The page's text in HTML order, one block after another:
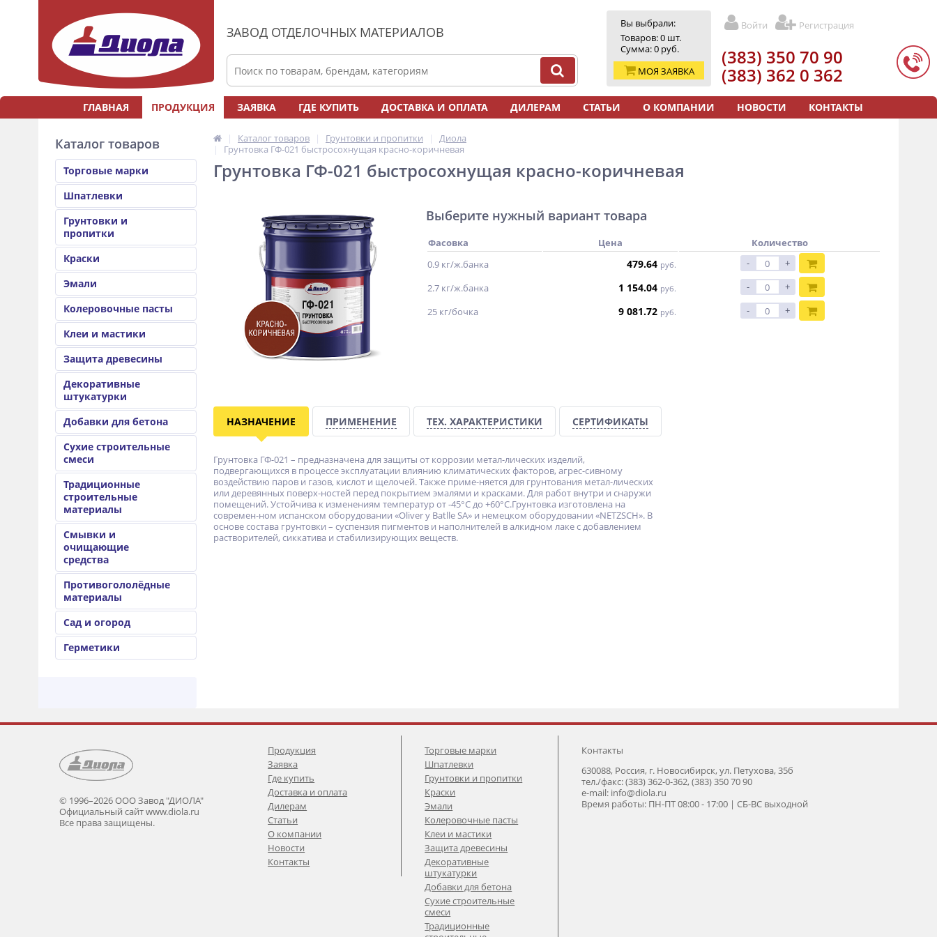
ЗАВОД ОТДЕЛОЧНЫХ МАТЕРИАЛОВ
Вы выбрали:
Товаров:0 шт.
Сумма:0 руб.
МОЯ ЗАЯВКА
Войти Регистрация
(383) 350 70 90
(383) 362 0 362
ГЛАВНАЯ ПРОДУКЦИЯ ЗАЯВКА ГДЕ КУПИТЬ ДОСТАВКА И ОПЛАТА ДИЛЕРАМ СТАТЬИ О КОМПАНИИ НОВОСТИ КОНТАКТЫ
Каталог товаров
Торговые марки
Шпатлевки
Грунтовки и
пропитки
Краски
Эмали
Колеровочные пасты
Клеи и мастики
Защита древесины
Декоративные
штукатурки
Добавки для бетона
Сухие строительные
смеси
Традиционные
строительные
материалы
Смывки и
очищающие
средства
Противогололёдные
материалы
Сад и огород
Герметики
Каталог товаров Грунтовки и пропитки
Диола
Грунтовка ГФ-021 быстросохнущая красно-коричневая
Грунтовка ГФ-021 быстросохнущая красно-коричневая
Выберите нужный вариант товара
Фасовка Цена
Количество
0.9 кг/ж.банка
479.64 руб. -
+
2.7 кг/ж.банка
1 154.04 руб. -
+
25 кг/бочка
9 081.72 руб. - +
НАЗНАЧЕНИЕ ПРИМЕНЕНИЕ ТЕХ. ХАРАКТЕРИСТИКИ СЕРТИФИКАТЫ
Грунтовка ГФ-021 – предназначена для защиты от коррозии метал-лических изделий,
подвергающихся в процессе эксплуатации влиянию климатических факторов, агрес-сивному
воздействию паров и газов, кислот и щелочей. Также приме-няется для грунтования метал-лических
или деревянных поверх-ностей перед покрытием эмалями и красками. Для работ внутри и снаружи
помещений. Устойчива к изменениям температур от -45°С до +60°С.Грунтовка изготовлена на
современ-ном испанском оборудовании «Oliver y Batlle SA» и немецком оборудовании «NETZSCH». В
основе состава грунтовки – суспензия пигментов и наполнителей в алкидном лаке с добавлением
растворителей, сиккатива и стабилизирующих веществ.
© 1996–2026 ООО Завод "ДИОЛА"
Официальный сайт www.diola.ru
Все права защищены.
Продукция
Заявка
Где купить
Доставка и оплата
Дилерам
Статьи
О компании
Новости
Контакты
Торговые марки
Шпатлевки
Грунтовки и пропитки
Краски
Эмали
Колеровочные пасты
Клеи и мастики
Защита древесины
Декоративные
штукатурки
Добавки для бетона
Сухие строительные
смеси
Традиционные
Контакты
630088, Россия, г. Новосибирск, ул. Петухова, 35б
тел./факс: (383) 362-0-362, (383) 350 70 90
e-mail: info@diola.ru
Время работы: ПН-ПТ 08:00 - 17:00 | СБ-ВС выходной